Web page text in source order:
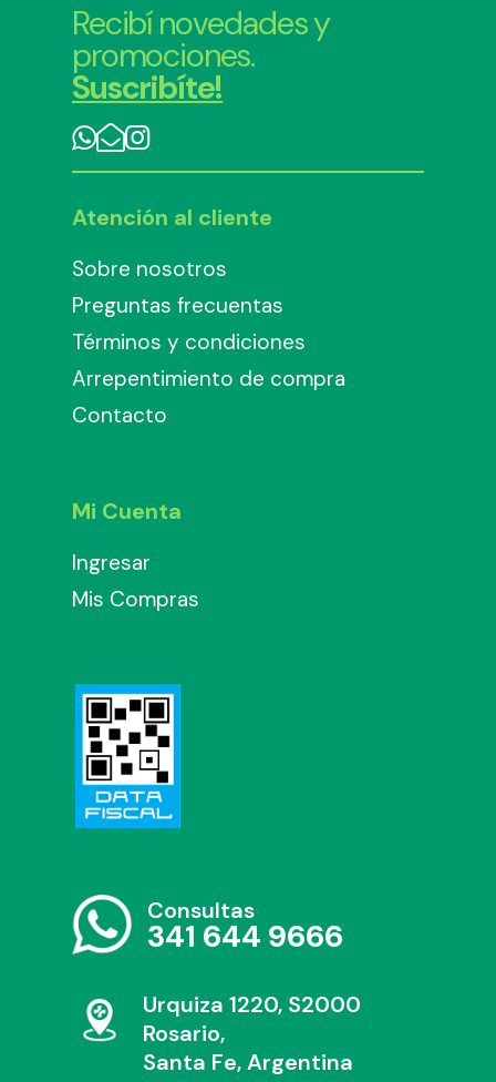
Recibí novedades y
promociones.
Suscribíte!
Atención al cliente
Sobre nosotros
Preguntas frecuentas
Términos y condiciones
Arrepentimiento de compra
Contacto
Mi Cuenta
Ingresar
Mis Compras
Consultas
341 644 9666
Urquiza 1220, S2000
Rosario,
Santa Fe, Argentina